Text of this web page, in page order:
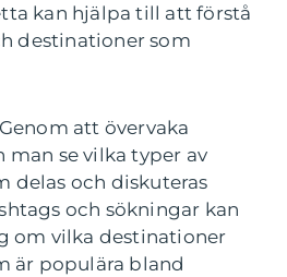
kan hjälpa till att förstå
destinationer som
att övervaka
man se vilka typer av
delas och diskuteras
och sökningar kan
om vilka destinationer
är populära bland